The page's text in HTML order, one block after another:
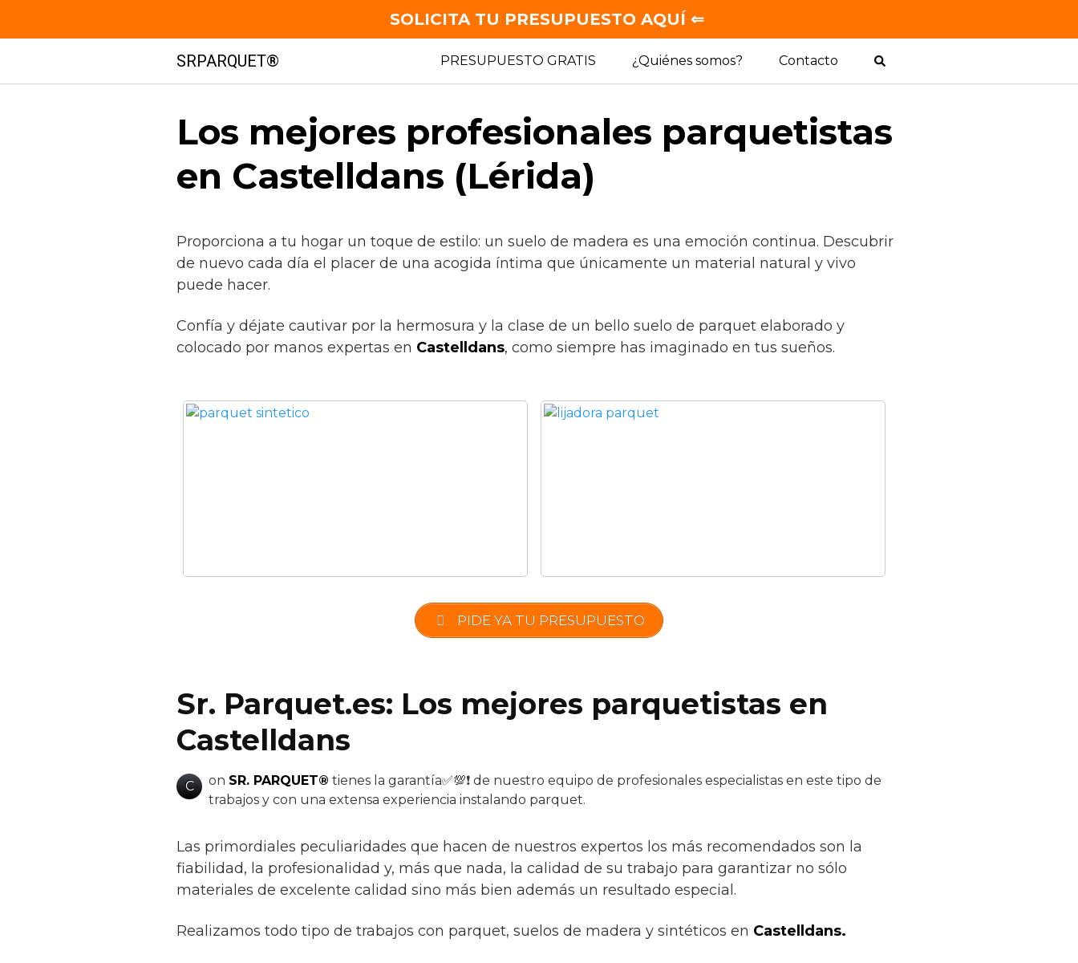
contenido
SRPARQUET® PRESUPUESTO GRATIS ¿Quiénes somos? Contacto
Los mejores profesionales parquetistas
en Castelldans (Lérida)
Proporciona a tu hogar un toque de estilo: un suelo de madera es una emoción continua. Descubrir
de nuevo cada día el placer de una acogida íntima que únicamente un material natural y vivo
puede hacer.
Confía y déjate cautivar por la hermosura y la clase de un bello suelo de parquet elaborado y
colocado por manos expertas en Castelldans, como siempre has imaginado en tus sueños.
PIDE YA TU PRESUPUESTO
Sr. Parquet.es: Los mejores parquetistas en
Castelldans
C on SR. PARQUET® tienes la garantía✅💯❗ de nuestro equipo de profesionales especialistas en este tipo de
trabajos y con una extensa experiencia instalando parquet.
Las primordiales peculiaridades que hacen de nuestros expertos los más recomendados son la
fiabilidad, la profesionalidad y, más que nada, la calidad de su trabajo para garantizar no sólo
materiales de excelente calidad sino más bien además un resultado especial.
Realizamos todo tipo de trabajos con parquet, suelos de madera y sintéticos en Castelldans.
SOLICITA TU PRESUPUESTO AQUÍ ⇐